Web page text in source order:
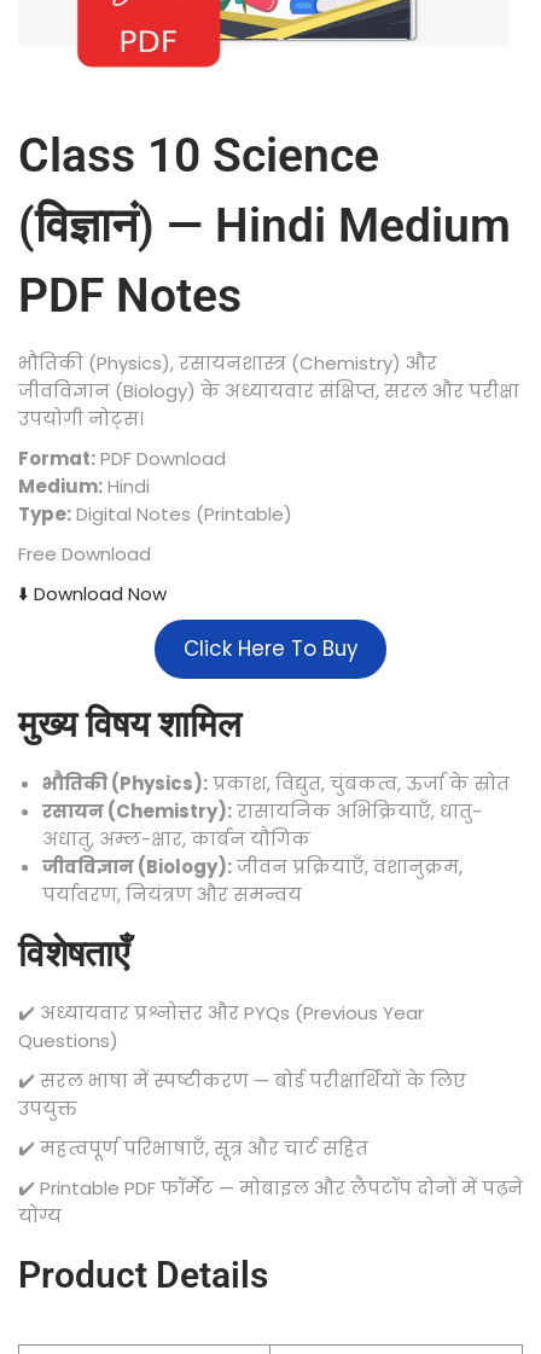
Class 10 Science
(विज्ञानं) — Hindi Medium
PDF Notes
भौतिकी (Physics), रसायनशास्त्र (Chemistry) और
जीवविज्ञान (Biology) के अध्यायवार संक्षिप्त, सरल और परीक्षा
उपयोगी नोट्स।
Format:PDF Download
Medium:Hindi
Type:Digital Notes (Printable)
Free Download
⬇️ Download Now
Click Here To Buy
मुख्य विषय शामिल
भौतिकी (Physics):प्रकाश, विद्युत, चुंबकत्व, ऊर्जा के स्रोत
रसायन (Chemistry):रासायनिक अभिक्रियाएँ, धातु-
अधातु, अम्ल-क्षार, कार्बन यौगिक
जीवविज्ञान (Biology):जीवन प्रक्रियाएँ, वंशानुक्रम,
पर्यावरण, नियंत्रण और समन्वय
विशेषताएँ
✔️ अध्यायवार प्रश्नोत्तर और PYQs (Previous Year
Questions)
✔️ सरल भाषा में स्पष्टीकरण — बोर्ड परीक्षार्थियों के लिए
उपयुक्त
✔️ महत्वपूर्ण परिभाषाएँ, सूत्र और चार्ट सहित
✔️ Printable PDF फॉर्मेट — मोबाइल और लैपटॉप दोनों में पढ़ने
योग्य
Product Details